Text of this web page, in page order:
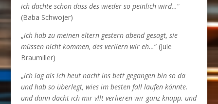
ich dachte schon dass des wieder so peinlich wird…“
(Baba Schwojer)
„ich hab zu meinen eltern gestern abend gesagt, sie
müssen nicht kommen, des verliern wir eh…“ (Jule
Braumiller)
„ich lag als ich heut nacht ins bett gegangen bin so da
und hab so überlegt, wies im besten fall laufen könnte.
und dann dacht ich mir vllt verlieren wir ganz knapp. und